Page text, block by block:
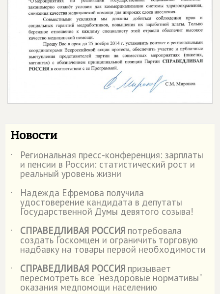
Новости
˙ Региональная пресс-конференция: зарплаты
и пенсии в России: статистический рост и
реальный уровень жизни
˙
Надежда Ефремова получила
удостоверение кандидата в депутаты
Государственной Думы девятого созыва!
˙
СПРАВЕДЛИВАЯ РОССИЯ потребовала
создать Госкомцен и ограничить торговую
надбавку на товары первой необходимости
˙
СПРАВЕДЛИВАЯ РОССИЯ призывает
пересмотреть все "нездоровые нормативы"
оказания медпомощи населению